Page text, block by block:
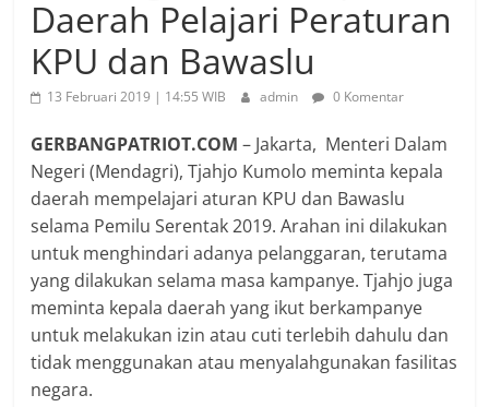
Daerah Pelajari Peraturan
KPU dan Bawaslu
13 Februari 2019 | 14:55 WIB admin 0 Komentar
GERBANGPATRIOT.COM– Jakarta, Menteri Dalam
Negeri (Mendagri), Tjahjo Kumolo meminta kepala
daerah mempelajari aturan KPU dan Bawaslu
selama Pemilu Serentak 2019. Arahan ini dilakukan
untuk menghindari adanya pelanggaran, terutama
yang dilakukan selama masa kampanye. Tjahjo juga
meminta kepala daerah yang ikut berkampanye
untuk melakukan izin atau cuti terlebih dahulu dan
tidak menggunakan atau menyalahgunakan fasilitas
negara.